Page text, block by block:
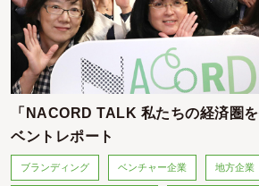
「NACORD TALK 私たちの経済圏
ベントレポート
ブランディング ベンチャー企業 地方企業